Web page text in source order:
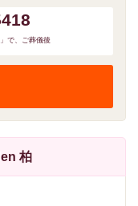
で、ご葬儀後
柏